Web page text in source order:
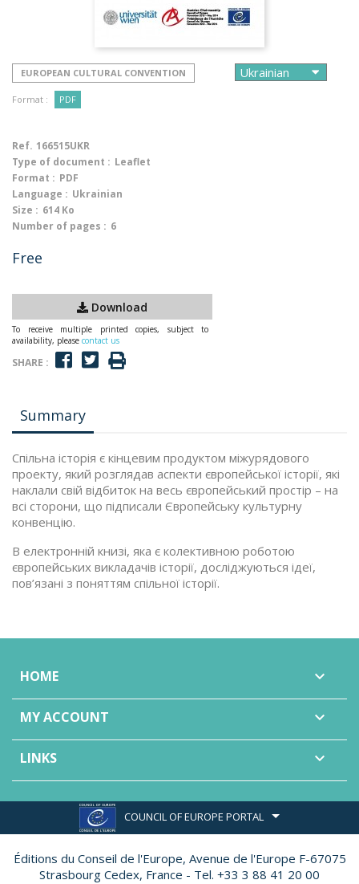
EUROPEAN CULTURAL CONVENTION
Format : PDF
Ref. 166515UKR
Type of document : Leaflet
Format : PDF
Language : Ukrainian
Size : 614 Ko
Number of pages : 6
Free
Download
To receive multiple printed copies, subject to
availability, please contact us
SHARE :
Summary
Спільна історія є кінцевим продуктом міжурядового
проекту, який розглядав аспекти європейської історії, які
наклали свій відбиток на весь європейський простір – на
всі сторони, що підписали Європейську культурну
конвенцію.
В електронній книзі, яка є колективною роботою
європейських викладачів історії, досліджуються ідеї,
пов’язані з поняттям спільної історії.
HOME 
MY ACCOUNT 
LINKS 
COUNCIL OF EUROPE PORTAL
Éditions du Conseil de l'Europe, Avenue de l'Europe F-67075
Strasbourg Cedex, France - Tel. +33 3 88 41 20 00